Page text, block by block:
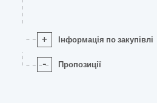
+ Інформація по закупівлі
- Пропозиції